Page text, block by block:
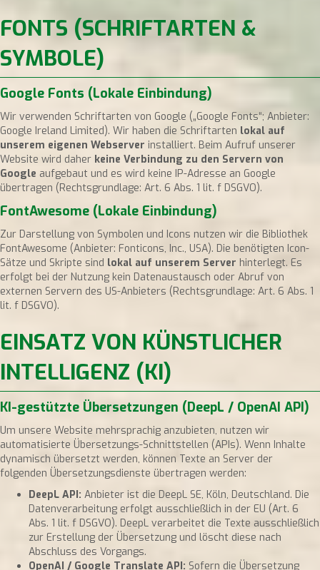
FONTS (SCHRIFTARTEN &
SYMBOLE)
Google Fonts (Lokale Einbindung)
Wir verwenden Schriftarten von Google („Google Fonts“; Anbieter:
Google Ireland Limited). Wir haben die Schriftarten lokal auf
unserem eigenen Webserver installiert. Beim Aufruf unserer
Website wird daher keine Verbindung zu den Servern von
Google aufgebaut und es wird keine IP-Adresse an Google
übertragen (Rechtsgrundlage: Art. 6 Abs. 1 lit. f DSGVO).
FontAwesome (Lokale Einbindung)
Zur Darstellung von Symbolen und Icons nutzen wir die Bibliothek
FontAwesome (Anbieter: Fonticons, Inc., USA). Die benötigten Icon-
Sätze und Skripte sind lokal auf unserem Server hinterlegt. Es
erfolgt bei der Nutzung kein Datenaustausch oder Abruf von
externen Servern des US-Anbieters (Rechtsgrundlage: Art. 6 Abs. 1
lit. f DSGVO).
EINSATZ VON KÜNSTLICHER
INTELLIGENZ (KI)
KI-gestützte Übersetzungen (DeepL / OpenAI API)
Um unsere Website mehrsprachig anzubieten, nutzen wir
automatisierte Übersetzungs-Schnittstellen (APIs). Wenn Inhalte
dynamisch übersetzt werden, können Texte an Server der
folgenden Übersetzungsdienste übertragen werden:
DeepL API: Anbieter ist die DeepL SE, Köln, Deutschland. Die
Datenverarbeitung erfolgt ausschließlich in der EU (Art. 6
Abs. 1 lit. f DSGVO). DeepL verarbeitet die Texte ausschließlich
zur Erstellung der Übersetzung und löscht diese nach
Abschluss des Vorgangs.
OpenAI / Google Translate API: Sofern die Übersetzung